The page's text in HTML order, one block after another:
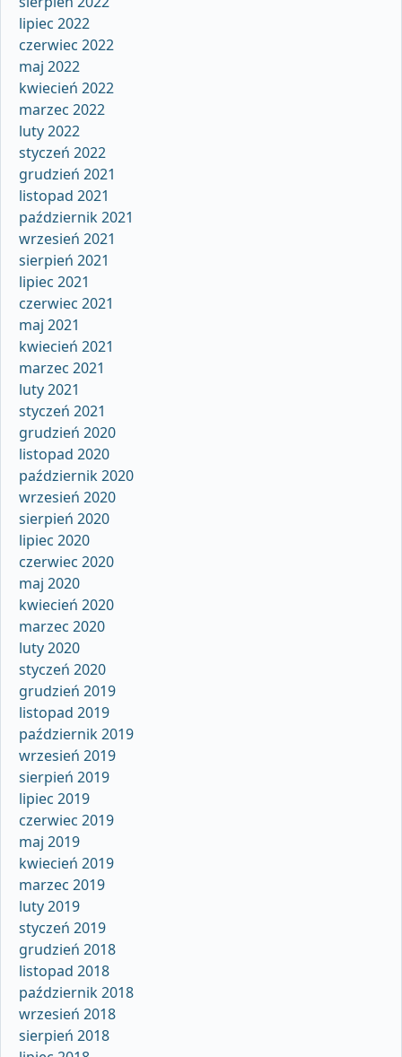
lipiec 2022
czerwiec 2022
maj 2022
kwiecień 2022
marzec 2022
luty 2022
styczeń 2022
grudzień 2021
listopad 2021
październik 2021
wrzesień 2021
sierpień 2021
lipiec 2021
czerwiec 2021
maj 2021
kwiecień 2021
marzec 2021
luty 2021
styczeń 2021
grudzień 2020
listopad 2020
październik 2020
wrzesień 2020
sierpień 2020
lipiec 2020
czerwiec 2020
maj 2020
kwiecień 2020
marzec 2020
luty 2020
styczeń 2020
grudzień 2019
listopad 2019
październik 2019
wrzesień 2019
sierpień 2019
lipiec 2019
czerwiec 2019
maj 2019
kwiecień 2019
marzec 2019
luty 2019
styczeń 2019
grudzień 2018
listopad 2018
październik 2018
wrzesień 2018
sierpień 2018